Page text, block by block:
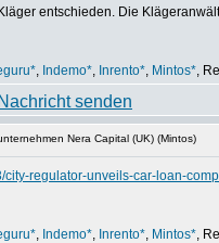
entschieden. Die
, Indemo*, Inrento*, Mintos*,
Nera Capital (UK) (Mintos)
regulator-unveils-car-loan-
, Indemo*, Inrento*, Mintos*,